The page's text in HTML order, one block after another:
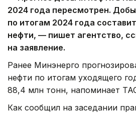
2024 года пересмотрен.
по итогам 2024 года
нефти, — пишет агентство,
на заявление.
Ранее Минэнерго
нефти по итогам уходящего
88,4 млн тонн, напоминает
Как сообщил на заседании